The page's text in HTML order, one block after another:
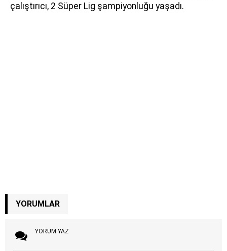
çalıştırıcı, 2 Süper Lig şampiyonluğu yaşadı.
YORUMLAR
YORUM YAZ